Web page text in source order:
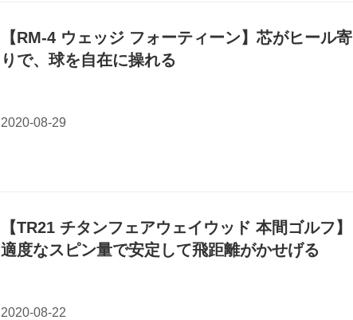
【RM-4 ウェッジ フォーティーン】芯がヒール寄
りで、球を自在に操れる
【TR21 チタンフェアウェイウッド 本間ゴルフ】
適度なスピン量で安定して飛距離がかせげる